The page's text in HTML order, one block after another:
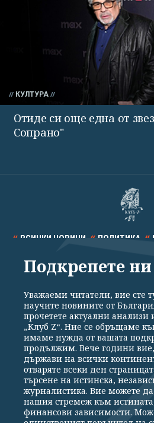
КУЛТУРА
Отиде си още една от
Сопрано"
ВСИЧКИ НОВИНИ ПОЛИТИКА
СПОРТ КУЛТУРА
Общи условия
Политика
Реклама
Партньори
Екип
Подкрепете ни
Уважаеми читатели, вие сте
научите новините от
прочетете актуални анализи
„Клуб Z“. Ние се обръщаме
имаме нужда от вашата
продължим. Вече години
държави на всички
отваряте всеки ден
търсене на истинска,
журналистика. Вие можете
нашия стремеж към
финансови зависимости.